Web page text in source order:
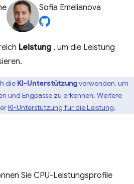
Sofia Emelianova
Leistung , um die Leistung
die KI-Unterstützungverwenden, um
und Engpässe zu erkennen. Weitere
KI-Unterstützung für die Leistung.
Sie CPU-Leistungsprofile